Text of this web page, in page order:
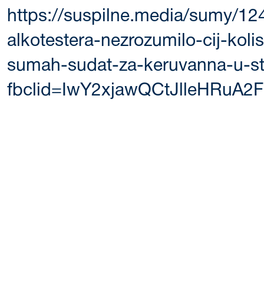
https://suspilne.media/sumy/
alkotestera-nezrozumilo-cij-
sumah-sudat-za-keruvanna-u-